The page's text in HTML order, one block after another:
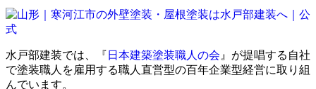
水戸部建装では、『 日本建築塗装職人の会 』が提唱する自社
で塗装職人を雇用する職人直営型の百年企業型経営に取り組
んでいます。